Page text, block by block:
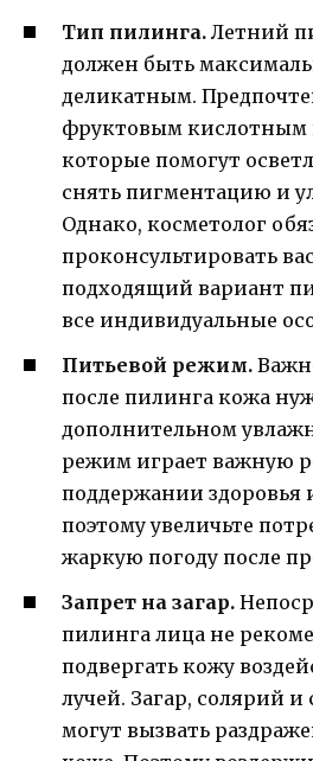
Тип пилинга. Летний
должен быть
деликатным.
фруктовым кислотным
которые помогут
снять пигментацию и
Однако, косметолог
проконсультировать
подходящий вариант
все индивидуальные
Питьевой режим.
после пилинга кожа
дополнительном
режим играет важную
поддержании здоровья
поэтому увеличьте
жаркую погоду после
Запрет на загар.
пилинга лица не
подвергать кожу
лучей. Загар, солярий и
могут вызвать